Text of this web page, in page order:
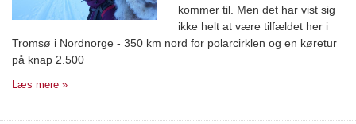
kommer til. Men det har vist sig
ikke helt at være tilfældet her i
Tromsø i Nordnorge - 350 km nord for polarcirklen og en køretur
på knap 2.500
Læs mere »